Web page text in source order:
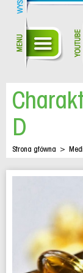
D
Strona główna >